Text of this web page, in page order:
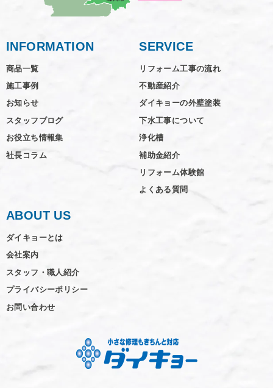
INFORMATION
商品一覧
施工事例
お知らせ
スタッフブログ
お役立ち情報集
社長コラム
SERVICE
リフォーム工事の流れ
不動産紹介
ダイキョーの外壁塗装
下水工事について
浄化槽
補助金紹介
リフォーム体験館
よくある質問
ABOUT US
ダイキョーとは
会社案内
スタッフ・職人紹介
プライバシーポリシー
お問い合わせ